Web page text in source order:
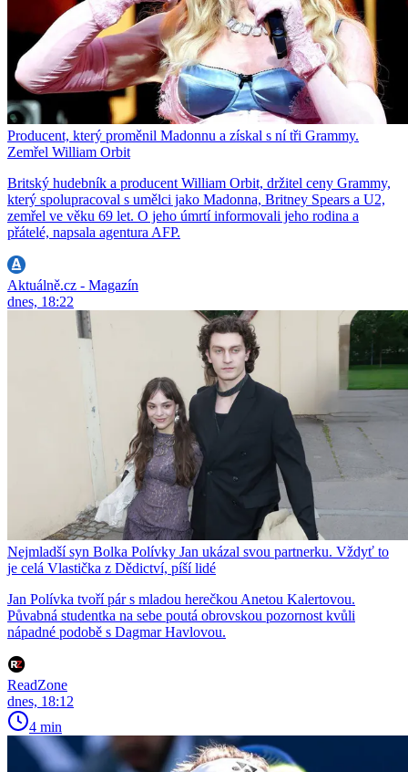
Producent, který proměnil Madonnu a získal s ní tři Grammy.
Zemřel William Orbit
Britský hudebník a producent William Orbit, držitel ceny Grammy,
který spolupracoval s umělci jako Madonna, Britney Spears a U2,
zemřel ve věku 69 let. O jeho úmrtí informovali jeho rodina a
přátelé, napsala agentura AFP.
Aktuálně.cz - Magazín
dnes, 18:22
Nejmladší syn Bolka Polívky Jan ukázal svou partnerku. Vždyť to
je celá Vlastička z Dědictví, píší lidé
Jan Polívka tvoří pár s mladou herečkou Anetou Kalertovou.
Půvabná studentka na sebe poutá obrovskou pozornost kvůli
nápadné podobě s Dagmar Havlovou.
ReadZone
dnes, 18:12
4 min